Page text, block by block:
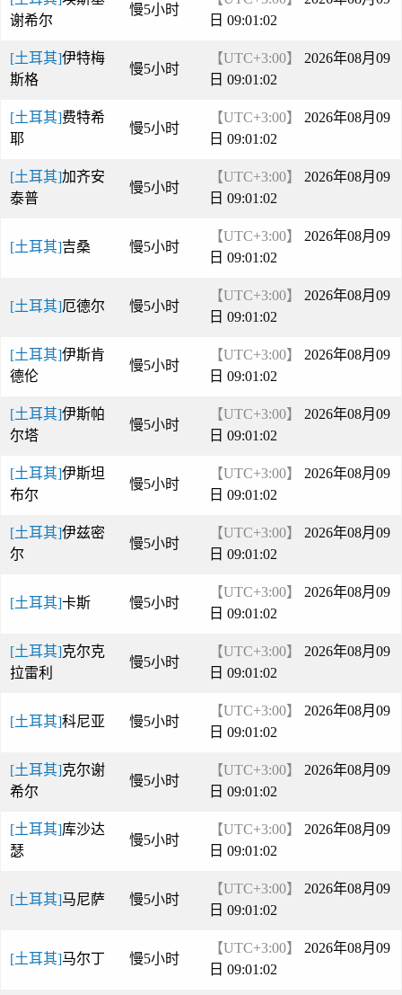
谢希尔
慢5小时
日 09:01:02
[土耳其]伊特梅
斯格
慢5小时
【UTC+3:00】
2026年08月09
日 09:01:02
[土耳其]费特希
耶
慢5小时
【UTC+3:00】
2026年08月09
日 09:01:02
[土耳其]加齐安
泰普
慢5小时
【UTC+3:00】
2026年08月09
日 09:01:02
[土耳其]吉桑 慢5小时
【UTC+3:00】
2026年08月09
日 09:01:02
[土耳其]厄德尔 慢5小时
【UTC+3:00】
2026年08月09
日 09:01:02
[土耳其]伊斯肯
德伦
慢5小时
【UTC+3:00】
2026年08月09
日 09:01:02
[土耳其]伊斯帕
尔塔
慢5小时
【UTC+3:00】
2026年08月09
日 09:01:02
[土耳其]伊斯坦
布尔
慢5小时
【UTC+3:00】
2026年08月09
日 09:01:02
[土耳其]伊兹密
尔
慢5小时
【UTC+3:00】
2026年08月09
日 09:01:02
[土耳其]卡斯 慢5小时
【UTC+3:00】
2026年08月09
日 09:01:02
[土耳其]克尔克
拉雷利
慢5小时
【UTC+3:00】
2026年08月09
日 09:01:02
[土耳其]科尼亚 慢5小时
【UTC+3:00】
2026年08月09
日 09:01:02
[土耳其]克尔谢
希尔
慢5小时
【UTC+3:00】
2026年08月09
日 09:01:02
[土耳其]库沙达
瑟
慢5小时
【UTC+3:00】
2026年08月09
日 09:01:02
[土耳其]马尼萨 慢5小时
【UTC+3:00】
2026年08月09
日 09:01:02
[土耳其]马尔丁 慢5小时
【UTC+3:00】
2026年08月09
日 09:01:02